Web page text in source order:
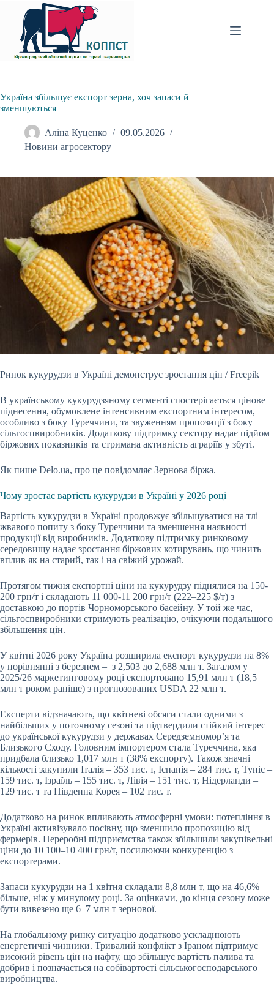
вмісту
Україна збільшує експорт зерна, хоч запаси й
зменшуються
Аліна Куценко
09.05.2026
Новини агросектору
Ринок кукурудзи в Україні демонструє зростання цін / Freepik
В українському кукурудзяному сегменті спостерігається цінове
піднесення, обумовлене інтенсивним експортним інтересом,
особливо з боку Туреччини, та звуженням пропозиції з боку
сільгоспвиробників. Додаткову підтримку сектору надає підйом
біржових показників та стримана активність аграріїв у збуті.
Як пише Delo.ua, про це повідомляє Зернова біржа.
Чому зростає вартість кукурудзи в Україні у 2026 році
Вартість кукурудзи в Україні продовжує збільшуватися на тлі
жвавого попиту з боку Туреччини та зменшення наявності
продукції від виробників. Додаткову підтримку ринковому
середовищу надає зростання біржових котирувань, що чинить
вплив як на старий, так і на свіжий урожай.
Протягом тижня експортні ціни на кукурудзу піднялися на 150-
200 грн/т і складають 11 000-11 200 грн/т (222–225 $/т) з
доставкою до портів Чорноморського басейну. У той же час,
сільгоспвиробники стримують реалізацію, очікуючи подальшого
збільшення цін.
У квітні 2026 року Україна розширила експорт кукурудзи на 8%
у порівнянні з березнем – з 2,503 до 2,688 млн т. Загалом у
2025/26 маркетинговому році експортовано 15,91 млн т (18,5
млн т роком раніше) з прогнозованих USDA 22 млн т.
Експерти відзначають, що квітневі обсяги стали одними з
найбільших у поточному сезоні та підтвердили стійкий інтерес
до української кукурудзи у державах Середземномор’я та
Близького Сходу. Головним імпортером стала Туреччина, яка
придбала близько 1,017 млн т (38% експорту). Також значні
кількості закупили Італія – 353 тис. т, Іспанія – 284 тис. т, Туніс –
159 тис. т, Ізраїль – 155 тис. т, Лівія – 151 тис. т, Нідерланди –
129 тис. т та Південна Корея – 102 тис. т.
Додатково на ринок впливають атмосферні умови: потепління в
Україні активізувало посівну, що зменшило пропозицію від
фермерів. Переробні підприємства також збільшили закупівельні
ціни до 10 100–10 400 грн/т, посилюючи конкуренцію з
експортерами.
Запаси кукурудзи на 1 квітня складали 8,8 млн т, що на 46,6%
більше, ніж у минулому році. За оцінками, до кінця сезону може
бути вивезено ще 6–7 млн т зернової.
На глобальному ринку ситуацію додатково ускладнюють
енергетичні чинники. Тривалий конфлікт з Іраном підтримує
високий рівень цін на нафту, що збільшує вартість палива та
добрив і позначається на собівартості сільськогосподарського
виробництва.